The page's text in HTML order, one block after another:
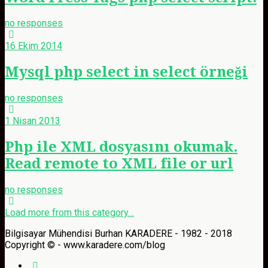
no responses
16 Ekim 2014
Mysql php select in select örneği
no responses
1 Nisan 2013
Php ile XML dosyasını okumak.
Read remote to XML file or url
no responses
Load more from this category…
Bilgisayar Mühendisi Burhan KARADERE - 1982 - 2018
Copyright © - www.karadere.com/blog